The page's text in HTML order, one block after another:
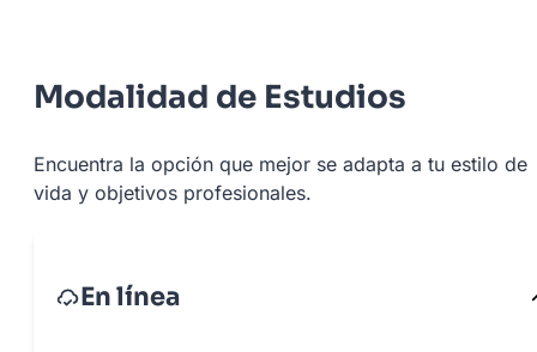
Modalidad de Estudios
Encuentra la opción que mejor se adapta a tu estilo de
vida y objetivos profesionales.
En línea